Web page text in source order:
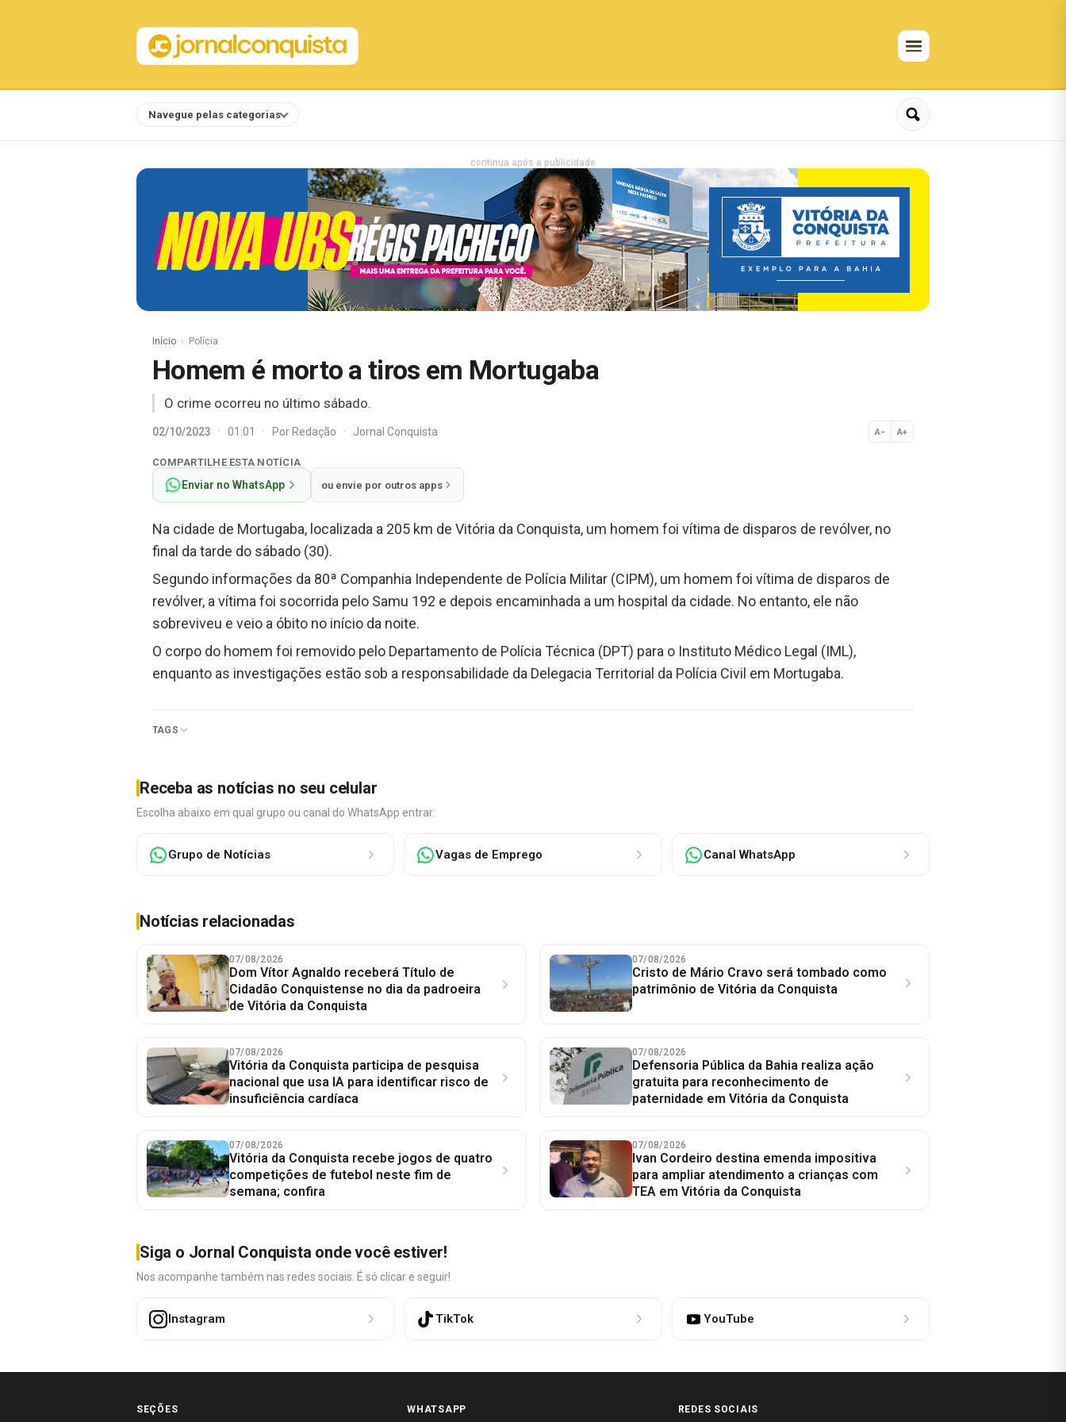
Navegue pelas categorias
continua após a publicidade
Início Polícia
Homem é morto a tiros em Mortugaba
O crime ocorreu no último sábado.
02/10/2023 · 01:01 · PorRedação · Jornal Conquista A− A+
Normal
COMPARTILHE ESTA NOTÍCIA
Enviar no WhatsApp ou envie por outros apps
Na cidade de Mortugaba, localizada a 205 km de Vitória da Conquista, um homem foi vítima de disparos de revólver, no
final da tarde do sábado (30).
Segundo informações da 80ª Companhia Independente de Polícia Militar (CIPM), um homem foi vítima de disparos de
revólver, a vítima foi socorrida pelo Samu 192 e depois encaminhada a um hospital da cidade. No entanto, ele não
sobreviveu e veio a óbito no início da noite.
O corpo do homem foi removido pelo Departamento de Polícia Técnica (DPT) para o Instituto Médico Legal (IML),
enquanto as investigações estão sob a responsabilidade da Delegacia Territorial da Polícia Civil em Mortugaba.
TAGS
Receba as notícias no seu celular
Escolha abaixo em qual grupo ou canal do WhatsApp entrar:
Grupo de Notícias Vagas de Emprego Canal WhatsApp
Notícias relacionadas
07/08/2026
Dom Vítor Agnaldo receberá Título de
Cidadão Conquistense no dia da padroeira
de Vitória da Conquista
07/08/2026
Cristo de Mário Cravo será tombado como
patrimônio de Vitória da Conquista
07/08/2026
Vitória da Conquista participa de pesquisa
nacional que usa IA para identificar risco de
insuficiência cardíaca
07/08/2026
Defensoria Pública da Bahia realiza ação
gratuita para reconhecimento de
paternidade em Vitória da Conquista
07/08/2026
Vitória da Conquista recebe jogos de quatro
competições de futebol neste fim de
semana; confira
07/08/2026
Ivan Cordeiro destina emenda impositiva
para ampliar atendimento a crianças com
TEA em Vitória da Conquista
Siga o Jornal Conquista onde você estiver!
Nos acompanhe também nas redes sociais. É só clicar e seguir!
Instagram TikTok YouTube
SEÇÕES WHATSAPP REDES SOCIAIS